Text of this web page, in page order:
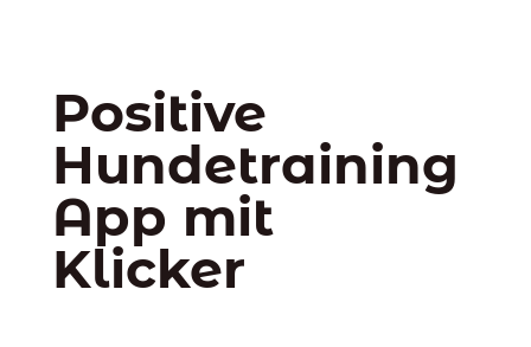
Positive
Hundetraining
App mit
Klicker